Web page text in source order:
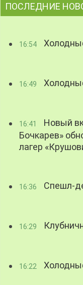
ПОСЛЕДНИЕ
16:54
16:49
16:41
Новый
Бочкарев»
лагер
16:36 Спешл-
16:29
16:22